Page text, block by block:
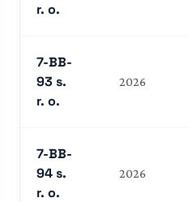
r. o.
7-BB-
93 s.
r. o.
2026
7-BB-
94 s.
r. o.
2026